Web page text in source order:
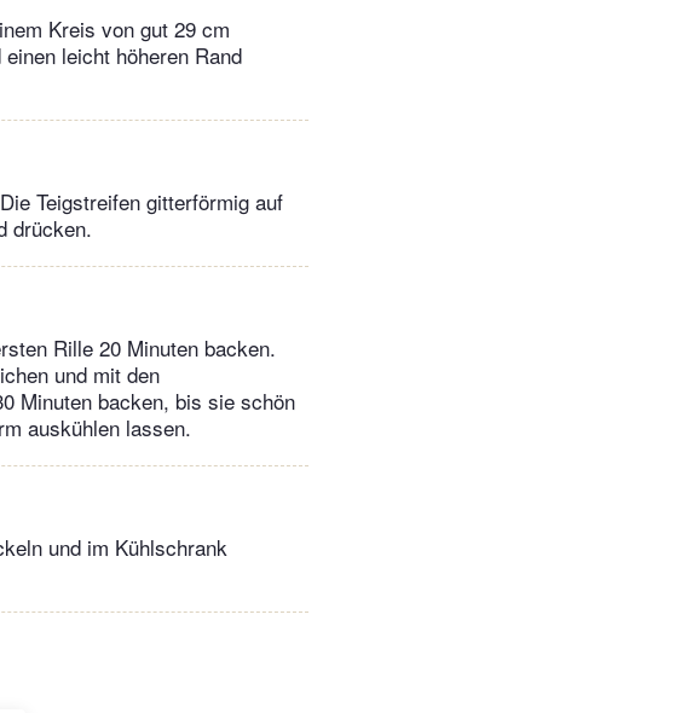
Kreis von gut 29 cm
leicht höheren Rand
Teigstreifen gitterförmig auf
drücken.
Rille 20 Minuten backen.
und mit den
Minuten backen, bis sie schön
auskühlen lassen.
und im Kühlschrank